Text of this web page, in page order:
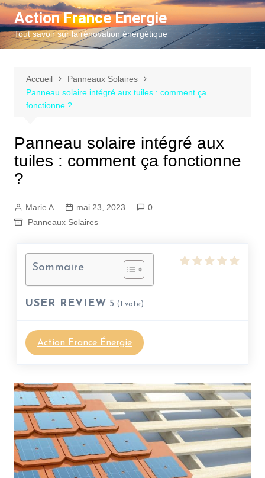
Aller
au
contenu
Action France Energie
Tout savoir sur la rénovation énergétique
Accueil
Panneaux Solaires
Panneau solaire intégré aux tuiles : comment ça
fonctionne ?
Panneau solaire intégré aux
tuiles : comment ça fonctionne
?
Marie A mai 23, 2023
0
Panneaux Solaires
Sommaire
USER REVIEW 5 ( 1 vote)
Action France Énergie